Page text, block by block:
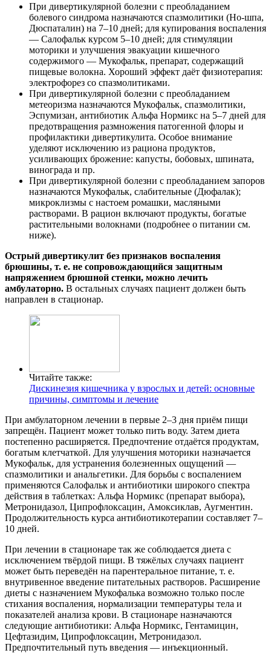
При дивертикулярной болезни с преобладанием
болевого синдрома назначаются спазмолитики (Но-шпа,
Дюспаталин) на 7–10 дней; для купирования воспаления
— Салофальк курсом 5–10 дней; для стимуляции
моторики и улучшения эвакуации кишечного
содержимого — Мукофальк, препарат, содержащий
пищевые волокна. Хороший эффект даёт физиотерапия:
электрофорез со спазмолитиками.
При дивертикулярной болезни с преобладанием
метеоризма назначаются Мукофальк, спазмолитики,
Эспумизан, антибиотик Альфа Нормикс на 5–7 дней для
предотвращения размножения патогенной флоры и
профилактики дивертикулита. Особое внимание
уделяют исключению из рациона продуктов,
усиливающих брожение: капусты, бобовых, шпината,
винограда и пр.
При дивертикулярной болезни с преобладанием запоров
назначаются Мукофальк, слабительные (Дюфалак);
микроклизмы с настоем ромашки, масляными
растворами. В рацион включают продукты, богатые
растительными волокнами (подробнее о питании см.
ниже).
Острый дивертикулит без признаков воспаления
брюшины, т. е. не сопровождающийся защитным
напряжением брюшной стенки, можно лечить
амбулаторно. В остальных случаях пациент должен быть
направлен в стационар.
Читайте также:
Дискинезия кишечника у взрослых и детей: основные
причины, симптомы и лечение
При амбулаторном лечении в первые 2–3 дня приём пищи
запрещён. Пациент может только пить воду. Затем диета
постепенно расширяется. Предпочтение отдаётся продуктам,
богатым клетчаткой. Для улучшения моторики назначается
Мукофальк, для устранения болезненных ощущений —
спазмолитики и анальгетики. Для борьбы с воспалением
применяются Салофальк и антибиотики широкого спектра
действия в таблетках: Альфа Нормикс (препарат выбора),
Метронидазол, Ципрофлоксацин, Амоксиклав, Аугментин.
Продолжительность курса антибиотикотерапии составляет 7–
10 дней.
При лечении в стационаре так же соблюдается диета с
исключением твёрдой пищи. В тяжёлых случаях пациент
может быть переведён на парентеральное питание, т. е.
внутривенное введение питательных растворов. Расширение
диеты с назначением Мукофалька возможно только после
стихания воспаления, нормализации температуры тела и
показателей анализа крови. В стационаре назначаются
следующие антибиотики: Альфа Нормикс, Гентамицин,
Цефтазидим, Ципрофлоксацин, Метронидазол.
Предпочтительный путь введения — инъекционный.